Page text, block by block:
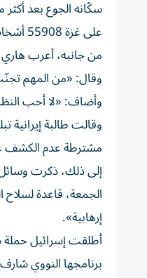
على غزة 55908 أشخاص، غالبيتهم مدنيون.
من جانبه، أعرب هاري بايكر (34 عاماً) من لندن، عن أسفه لأنّ «الوضع يزداد خطورة في
وقال: «من المهم
وأضاف: «لا أحب
مشترطة عدم الكشف
إلى ذلك، ذكرت
الجمعة، قاعدة
إرهابية».
برنامجها النووي